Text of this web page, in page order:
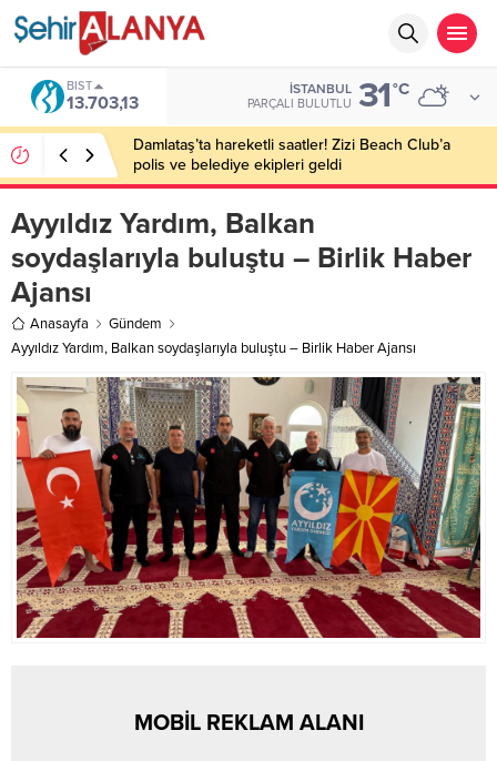
BIST
13.703,13
İSTANBUL
PARÇALI BULUTLU 31°C
Damlataş’ta hareketli saatler! Zizi Beach Club’a
polis ve belediye ekipleri geldi
Ayyıldız Yardım, Balkan
soydaşlarıyla buluştu – Birlik Haber
Ajansı
Anasayfa
Gündem
Ayyıldız Yardım, Balkan soydaşlarıyla buluştu – Birlik Haber Ajansı
MOBİL REKLAM ALANI